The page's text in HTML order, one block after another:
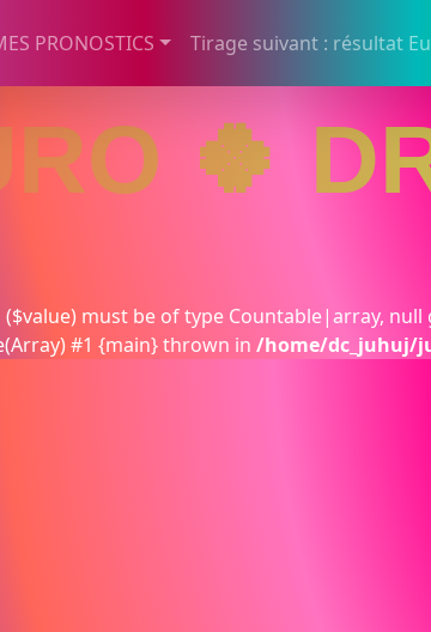
PRONOSTICS Tirage suivant : résultat
🍀
must be of type Countable|array,
#1 {main} thrown in /home/dc_juhuj/